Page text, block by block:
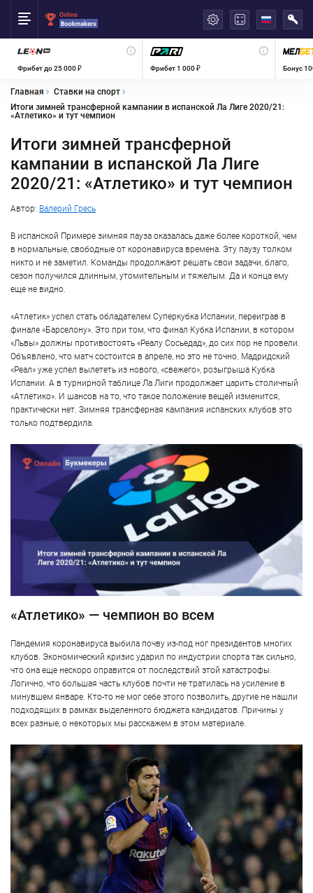
Фрибет до 25 000 ₽ Фрибет 1 000 ₽ Бонус
Главная
Ставки на спорт
Итоги зимней трансферной кампании в испанской Ла Лиге 2020/21:
«Атлетико» и тут чемпион
Итоги зимней трансферной
кампании в испанской Ла Лиге
2020/21: «Атлетико» и тут чемпион
Автор: Валерий Гресь
В испанской Примере зимняя пауза оказалась даже более короткой, чем
в нормальные, свободные от коронавируса времена. Эту паузу толком
никто и не заметил. Команды продолжают решать свои задачи, благо,
сезон получился длинным, утомительным и тяжелым. Да и конца ему
еще не видно.
«Атлетик» успел стать обладателем Суперкубка Испании, переиграв в
финале «Барселону». Это при том, что финал Кубка Испании, в котором
«Львы» должны противостоять «Реалу Сосьедад», до сих пор не провели.
Объявлено, что матч состоится в апреле, но это не точно. Мадридский
«Реал» уже успел вылететь из нового, «свежего», розыгрыша Кубка
Испании. А в турнирной таблице Ла Лиги продолжает царить столичный
«Атлетико». И шансов на то, что такое положение вещей изменится,
практически нет. Зимняя трансферная кампания испанских клубов это
только подтвердила.
«Атлетико» — чемпион во всем
Пандемия коронавируса выбила почву из-под ног президентов многих
клубов. Экономический кризис ударил по индустрии спорта так сильно,
что она еще нескоро оправится от последствий этой катастрофы.
Логично, что большая часть клубов почти не тратилась на усиление в
минувшем январе. Кто-то не мог себе этого позволить, другие не нашли
подходящих в рамках выделенного бюджета кандидатов. Причины у
всех разные, о некоторых мы расскажем в этом материале.